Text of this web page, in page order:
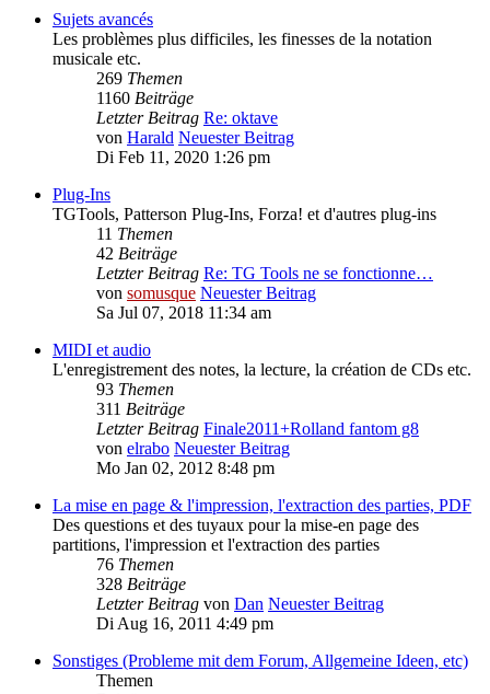
Sujets avancés
Les problèmes plus difficiles, les finesses de la notation
musicale etc.
269 Themen
1160 Beiträge
Letzter Beitrag Re: oktave
von Harald Neuester Beitrag
Di Feb 11, 2020 1:26 pm
Plug-Ins
TGTools, Patterson Plug-Ins, Forza! et d'autres plug-ins
11 Themen
42 Beiträge
Letzter Beitrag Re: TG Tools ne se fonctionne…
von somusque Neuester Beitrag
Sa Jul 07, 2018 11:34 am
MIDI et audio
L'enregistrement des notes, la lecture, la création de CDs etc.
93 Themen
311 Beiträge
Letzter Beitrag Finale2011+Rolland fantom g8
von elrabo Neuester Beitrag
Mo Jan 02, 2012 8:48 pm
La mise en page & l'impression, l'extraction des parties, PDF
Des questions et des tuyaux pour la mise-en page des
partitions, l'impression et l'extraction des parties
76 Themen
328 Beiträge
Letzter Beitrag von Dan Neuester Beitrag
Di Aug 16, 2011 4:49 pm
Sonstiges (Probleme mit dem Forum, Allgemeine Ideen, etc)
Themen